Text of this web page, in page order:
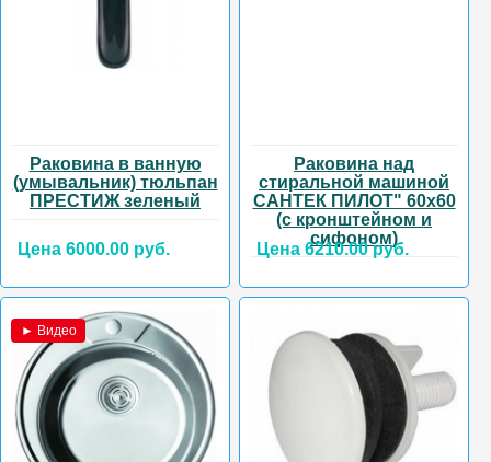
Раковина в ванную
(умывальник) тюльпан
ПРЕСТИЖ зеленый
Цена 6000.00 руб.
Раковина над
стиральной машиной
САНТЕК ПИЛОТ" 60х60
(с кронштейном и
сифоном)
Цена 6210.00 руб.
► Видео